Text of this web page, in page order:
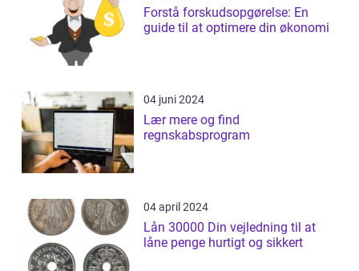
Forstå forskudsopgørelse: En
guide til at optimere din økonomi
04 juni 2024
Lær mere og find
regnskabsprogram
04 april 2024
Lån 30000 Din vejledning til at
låne penge hurtigt og sikkert